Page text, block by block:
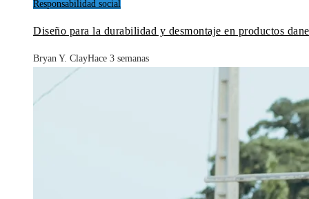
Responsabilidad social
Diseño para la durabilidad y desmontaje en productos
Bryan Y. ClayHace 3 semanas